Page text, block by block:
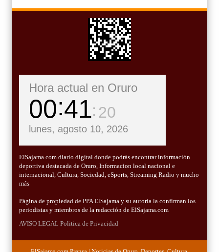
Hora actual en Oruro
00 41 21
lunes, agosto 10, 2026
ElSajama.com diario digital donde podrás encontrar información
deportiva destacada de Oruro, Informacion local nacional e
internacional, Cultura, Sociedad, eSports, Streaming Radio y mucho
más
Página de propiedad de PPA ElSajama y su autoría la confirman los
periodistas y miembros de la redacción de ElSajama.com
AVISO LEGAL Politica de Privacidad